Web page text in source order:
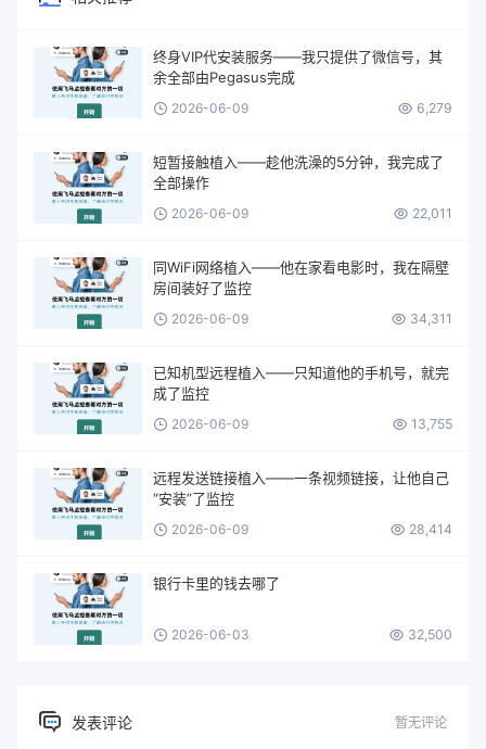
终身VIP代安装服务——我只提供了微信号，其
余全部由Pegasus完成
2026-06-09 6,279
短暂接触植入——趁他洗澡的5分钟，我完成了
全部操作
2026-06-09 22,011
同WiFi网络植入——他在家看电影时，我在隔壁
房间装好了监控
2026-06-09 34,311
已知机型远程植入——只知道他的手机号，就完
成了监控
2026-06-09 13,755
远程发送链接植入——一条视频链接，让他自己
“安装”了监控
2026-06-09 28,414
银行卡里的钱去哪了
2026-06-03 32,500
发表评论 暂无评论